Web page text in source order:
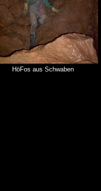
HöFos aus Schwaben